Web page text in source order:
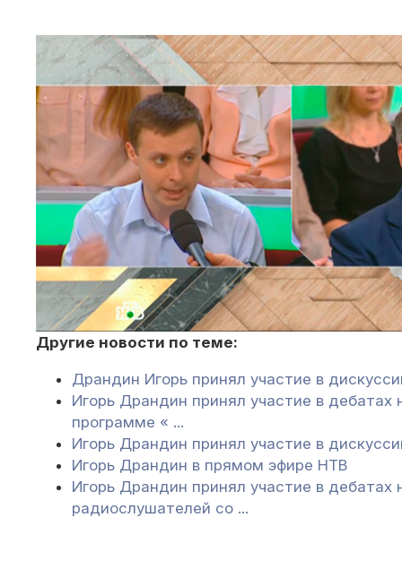
Другие новости по теме:
Драндин Игорь принял участие в
Игорь Драндин принял участие в дебатах
программе « ...
Игорь Драндин принял участие в
Игорь Драндин в прямом эфире НТВ
Игорь Драндин принял участие в дебатах
радиослушателей со ...